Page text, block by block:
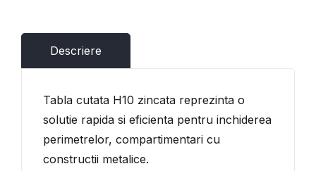
Descriere
Tabla cutata H10 zincata reprezinta o
solutie rapida si eficienta pentru inchiderea
perimetrelor, compartimentari cu
constructii metalice.